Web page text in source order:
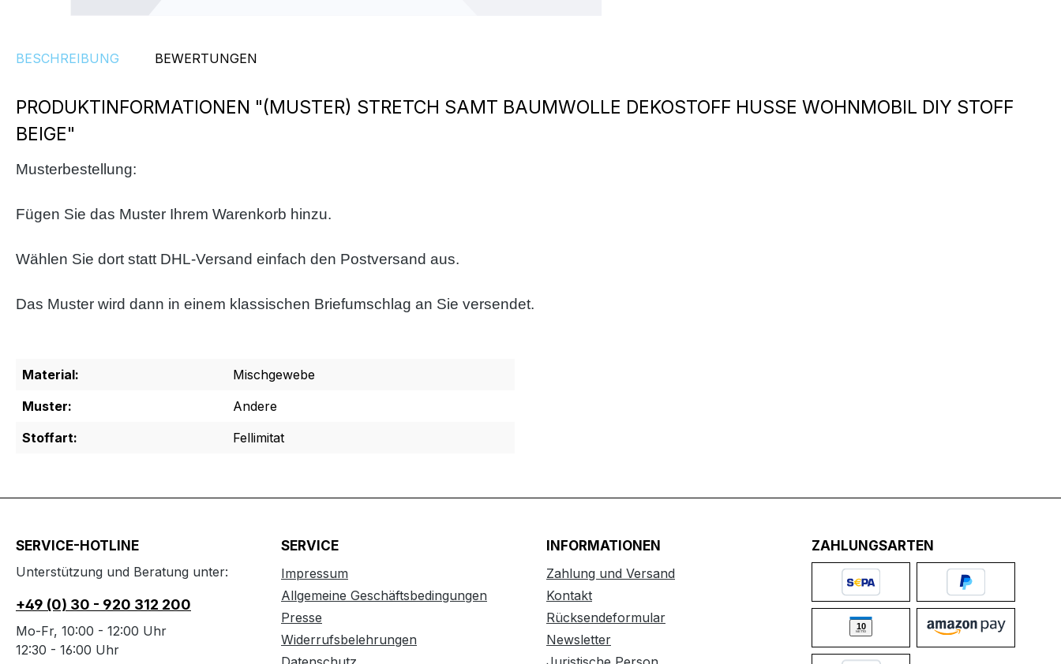
BESCHREIBUNG BEWERTUNGEN
PRODUKTINFORMATIONEN "(MUSTER) STRETCH SAMT BAUMWOLLE DEKOSTOFF HUSSE WOHNMOBIL DIY STOFF
BEIGE"
Musterbestellung:
Fügen Sie das Muster Ihrem Warenkorb hinzu.
Wählen Sie dort statt DHL-Versand einfach den Postversand aus.
Das Muster wird dann in einem klassischen Briefumschlag an Sie versendet.
Material:
Mischgewebe
Muster:
Andere
Stoffart:
Fellimitat
SERVICE-HOTLINE
Unterstützung und Beratung unter:
+49 (0) 30 - 920 312 200
Mo-Fr, 10:00 - 12:00 Uhr
12:30 - 16:00 Uhr
SERVICE
Impressum
Allgemeine Geschäftsbedingungen
Presse
Widerrufsbelehrungen
INFORMATIONEN
Zahlung und Versand
Kontakt
Rücksendeformular
Newsletter
ZAHLUNGSARTEN